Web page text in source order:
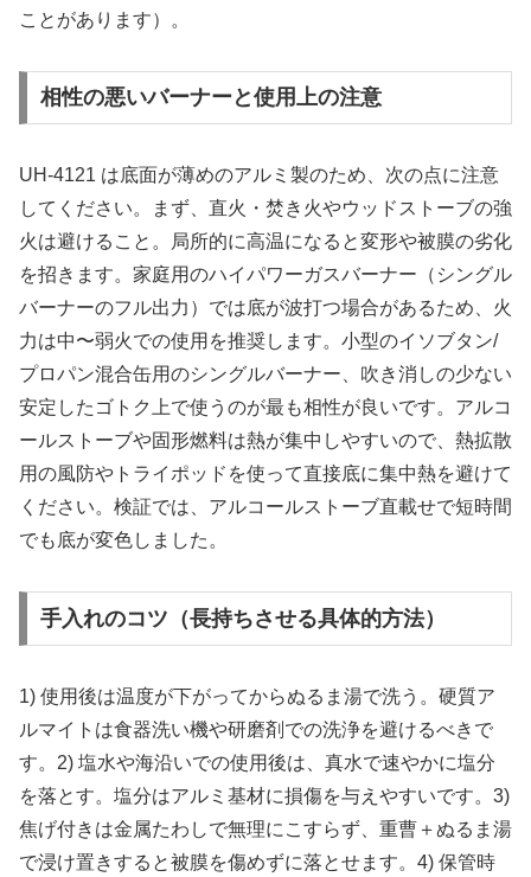
ことがあります）。
相性の悪いバーナーと使用上の注意
UH-4121 は底面が薄めのアルミ製のため、次の点に注意
してください。まず、直火・焚き火やウッドストーブの強
火は避けること。局所的に高温になると変形や被膜の劣化
を招きます。家庭用のハイパワーガスバーナー（シングル
バーナーのフル出力）では底が波打つ場合があるため、火
力は中〜弱火での使用を推奨します。小型のイソブタン/
プロパン混合缶用のシングルバーナー、吹き消しの少ない
安定したゴトク上で使うのが最も相性が良いです。アルコ
ールストーブや固形燃料は熱が集中しやすいので、熱拡散
用の風防やトライポッドを使って直接底に集中熱を避けて
ください。検証では、アルコールストーブ直載せで短時間
でも底が変色しました。
手入れのコツ（長持ちさせる具体的方法）
1) 使用後は温度が下がってからぬるま湯で洗う。硬質ア
ルマイトは食器洗い機や研磨剤での洗浄を避けるべきで
す。2) 塩水や海沿いでの使用後は、真水で速やかに塩分
を落とす。塩分はアルミ基材に損傷を与えやすいです。3)
焦げ付きは金属たわしで無理にこすらず、重曹＋ぬるま湯
で浸け置きすると被膜を傷めずに落とせます。4) 保管時